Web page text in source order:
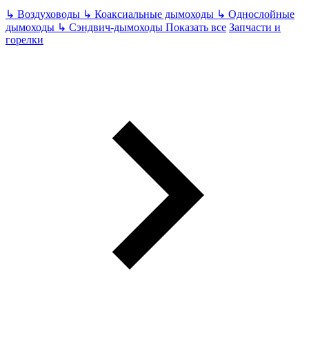
↳ Воздуховоды ↳ Коаксиальные дымоходы ↳ Однослойные
дымоходы ↳ Сэндвич-дымоходы Показать все Запчасти и
горелки